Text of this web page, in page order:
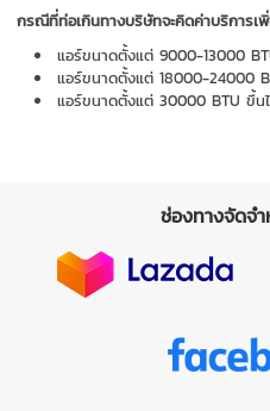
กรณีที่ท่อเกินทางบริษัทจะคิดค่าบริการเ
แอร์ขนาดตั้งแต่ 9000-13000
แอร์ขนาดตั้งแต่ 18000-24000
แอร์ขนาดตั้งแต่ 30000 BTU ขึ้น
ช่องทางจัดจ